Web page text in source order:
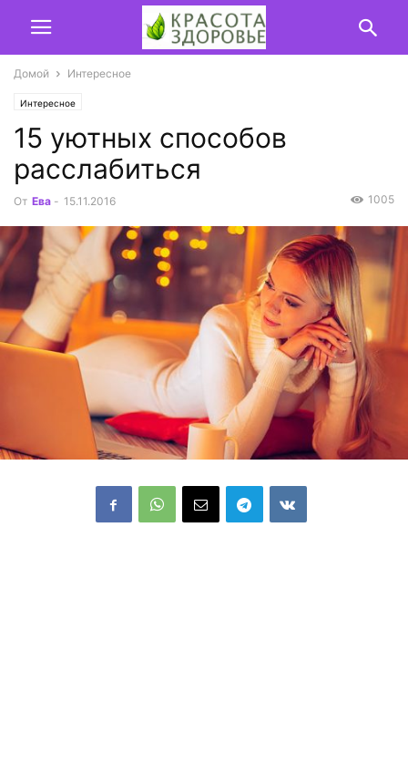
Домой Интересное
Интересное
15 уютных способов
расслабиться
От Ева - 15.11.2016 1005